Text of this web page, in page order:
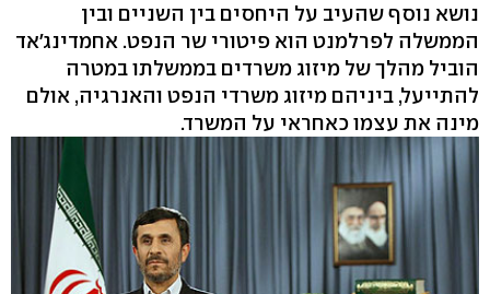
נושא נוסף שהעיב על היחסים בין השניים ובין
הממשלה לפרלמנט הוא פיטורי שר הנפט. אחמדינג'אד
הוביל מהלך של מיזוג משרדים בממשלתו במטרה
להתייעל, ביניהם מיזוג משרדי הנפט והאנרגיה, אולם
מינה את עצמו כאחראי על המשרד.